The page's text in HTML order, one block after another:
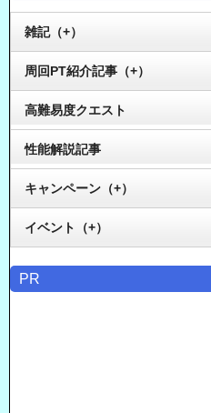
雑記（+）
周回PT紹介記事（+）
高難易度クエスト
性能解説記事
キャンペーン（+）
イベント（+）
PR